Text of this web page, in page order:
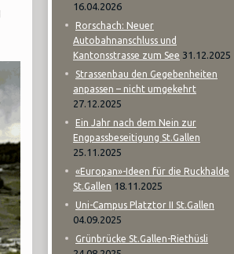
16.04.2026
Rorschach: Neuer
Autobahnanschluss und
Kantonsstrasse zum See 31.12.2025
Strassenbau den Gegebenheiten
anpassen – nicht umgekehrt
27.12.2025
Ein Jahr nach dem Nein zur
Engpassbeseitigung St.Gallen
25.11.2025
«Europan»-Ideen für die Ruckhalde
St.Gallen 18.11.2025
Uni-Campus Platztor II St.Gallen
04.09.2025
Grünbrücke St.Gallen-Riethüsli